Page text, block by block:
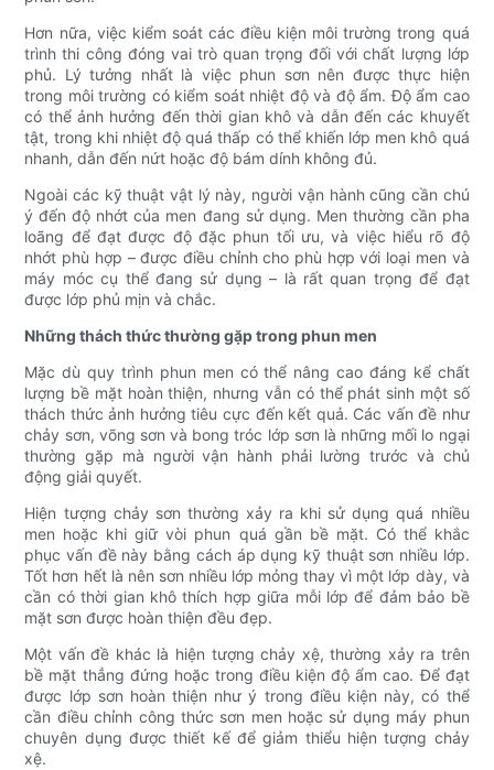
Hơn nữa, việc kiểm soát các điều kiện môi trường trong quá
trình thi công đóng vai trò quan trọng đối với chất lượng lớp
phủ. Lý tưởng nhất là việc phun sơn nên được thực hiện
trong môi trường có kiểm soát nhiệt độ và độ ẩm. Độ ẩm cao
có thể ảnh hưởng đến thời gian khô và dẫn đến các khuyết
tật, trong khi nhiệt độ quá thấp có thể khiến lớp men khô quá
nhanh, dẫn đến nứt hoặc độ bám dính không đủ.
Ngoài các kỹ thuật vật lý này, người vận hành cũng cần chú
ý đến độ nhớt của men đang sử dụng. Men thường cần pha
loãng để đạt được độ đặc phun tối ưu, và việc hiểu rõ độ
nhớt phù hợp – được điều chỉnh cho phù hợp với loại men và
máy móc cụ thể đang sử dụng – là rất quan trọng để đạt
được lớp phủ mịn và chắc.
Những thách thức thường gặp trong phun men
Mặc dù quy trình phun men có thể nâng cao đáng kể chất
lượng bề mặt hoàn thiện, nhưng vẫn có thể phát sinh một số
thách thức ảnh hưởng tiêu cực đến kết quả. Các vấn đề như
chảy sơn, võng sơn và bong tróc lớp sơn là những mối lo ngại
thường gặp mà người vận hành phải lường trước và chủ
động giải quyết.
Hiện tượng chảy sơn thường xảy ra khi sử dụng quá nhiều
men hoặc khi giữ vòi phun quá gần bề mặt. Có thể khắc
phục vấn đề này bằng cách áp dụng kỹ thuật sơn nhiều lớp.
Tốt hơn hết là nên sơn nhiều lớp mỏng thay vì một lớp dày, và
cần có thời gian khô thích hợp giữa mỗi lớp để đảm bảo bề
mặt sơn được hoàn thiện đều đẹp.
Một vấn đề khác là hiện tượng chảy xệ, thường xảy ra trên
bề mặt thẳng đứng hoặc trong điều kiện độ ẩm cao. Để đạt
được lớp sơn hoàn thiện như ý trong điều kiện này, có thể
cần điều chỉnh công thức sơn men hoặc sử dụng máy phun
chuyên dụng được thiết kế để giảm thiểu hiện tượng chảy
xệ.